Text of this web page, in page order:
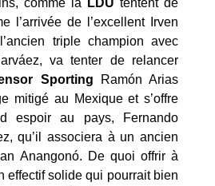
l’arrivée de l’excellent Irven
triple champion avec
va tenter de relancer
Sporting Ramón Arias
mitigé au Mexique et s’offre
espoir au pays, Fernando
qu’il associera à un ancien
Anangonó. De quoi offrir à
effectif solide qui pourrait bien